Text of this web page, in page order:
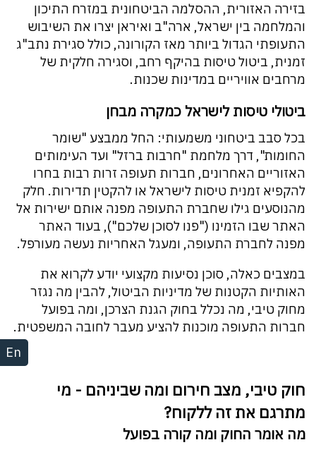
En
בזירה האזורית, ההסלמה הביטחונית במזרח התיכון
והמלחמה בין ישראל, ארה"ב ואיראן יצרו את השיבוש
התעופתי הגדול ביותר מאז הקורונה, כולל סגירת נתב"ג
זמנית, ביטול טיסות בהיקף רחב, וסגירה חלקית של
מרחבים אוויריים במדינות שכנות.
ביטולי טיסות לישראל כמקרה מבחן
בכל סבב ביטחוני משמעותי: החל ממבצע "שומר
החומות", דרך מלחמת "חרבות ברזל" ועד העימותים
האזוריים האחרונים, חברות תעופה זרות רבות בחרו
להקפיא זמנית טיסות לישראל או להקטין תדירות. חלק
מהנוסעים גילו שחברת התעופה מפנה אותם ישירות אל
האתר שבו הזמינו ("פנו לסוכן שלכם"), בעוד האתר
מפנה לחברת התעופה, ומעגל האחריות נעשה מעורפל.
במצבים כאלה, סוכן נסיעות מקצועי יודע לקרוא את
האותיות הקטנות של מדיניות הביטול, להבין מה נגזר
מחוק טיבי, מה נכלל בחוק הגנת הצרכן, ומה בפועל
חברות התעופה מוכנות להציע מעבר לחובה המשפטית.
חוק טיבי, מצב חירום ומה שביניהם - מי
מתרגם את זה ללקוח?
מה אומר החוק ומה קורה בפועל